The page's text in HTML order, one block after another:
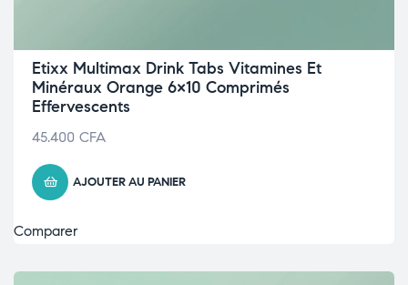
Etixx Multimax Drink Tabs Vitamines Et
Minéraux Orange 6×10 Comprimés
Effervescents
45.400 CFA
AJOUTER AU PANIER
Comparer